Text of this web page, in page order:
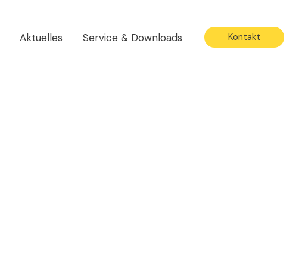
Aktuelles Service & Downloads Kontakt